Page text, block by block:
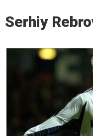
Serhiy